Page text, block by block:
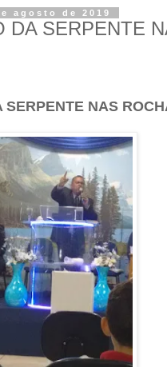
agosto de 2019
DA SERPENTE
SERPENTE NAS